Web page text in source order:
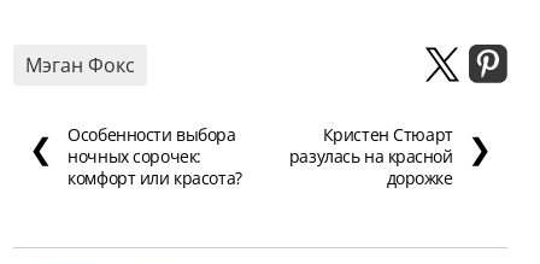
Мэган Фокс
❮
Особенности выбора
ночных сорочек:
комфорт или красота?
Кристен Стюарт
разулась на красной
дорожке
❯